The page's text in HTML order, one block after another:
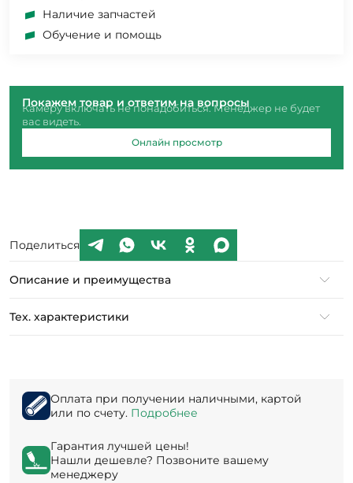
Наличие запчастей
Обучение и помощь
Покажем товар и ответим на вопросы
Камеру включать не понадобиться. Менеджер не будет
вас видеть.
Онлайн просмотр
Поделиться
Описание и преимущества
Тех. характеристики
Оплата при получении наличными, картой
или по счету. Подробнее
Гарантия лучшей цены!
Нашли дешевле? Позвоните вашему
менеджеру